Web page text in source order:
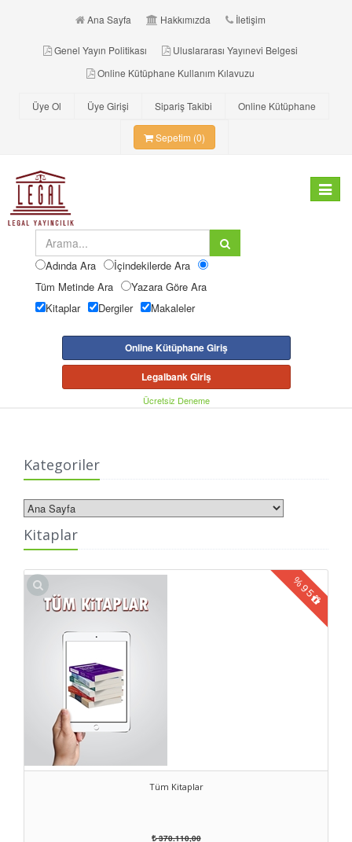
Ana Sayfa Hakkımızda İletişim
Genel Yayın Politikası
Uluslararası Yayınevi Belgesi
Online Kütüphane Kullanım Kılavuzu
Üye Ol Üye Girişi Sipariş Takibi Online Kütüphane
Sepetim (0)
Toggle
Adında Ara
İçindekilerde Ara
Tüm Metinde Ara
Yazara Göre Ara
Kitaplar
Dergiler Makaleler
Online Kütüphane Giriş
Legalbank Giriş
Ücretsiz Deneme
Kategoriler
Kitaplar
Tüm Kitaplar
%
95
370.110,00